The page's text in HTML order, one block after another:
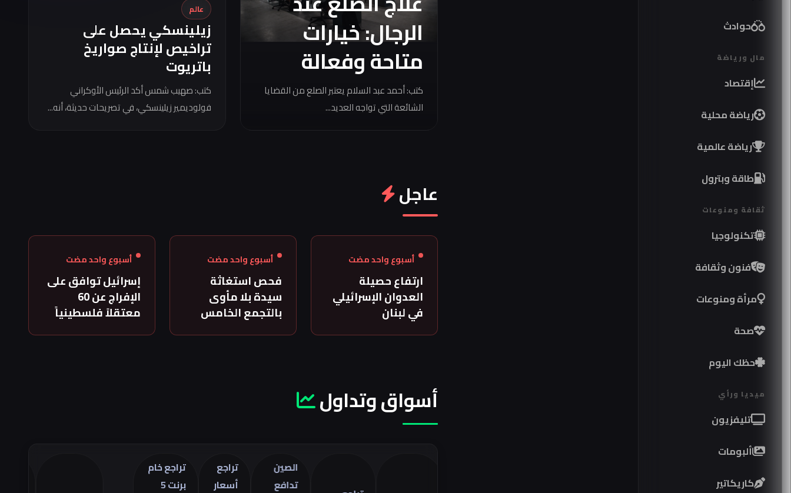
حوادث
مال ورياضة
إقتصاد
رياضة محلية
رياضة عالمية
طاقة وبترول
ثقافة ومنوعات
تكنولوجيا
فنون وثقافة
مرأة ومنوعات
صحة
حظك اليوم
ميديا ورأي
تليفزيون
ألبومات
كاريكاتير
الرجال: خيارات
متاحة وفعالة
كتب: أحمد عبد السلام يعتبر الصلع من القضايا
الشائعة التي تواجه العديد...
عالم
زيلينسكي يحصل على
تراخيص لإنتاج صواريخ
باتريوت
كتب: صهيب شمس أكد الرئيس الأوكراني
فولوديمير زيلينسكي، في تصريحات حديثة، أنه...
عاجل
أسبوع واحد مضت
ارتفاع حصيلة
العدوان الإسرائيلي
في لبنان
أسبوع واحد مضت
فحص استغاثة
سيدة بلا مأوى
بالتجمع الخامس
أسبوع واحد مضت
إسرائيل توافق على
الإفراج عن 60
معتقلاً فلسطينياً
أسواق وتداول
تراجع خام